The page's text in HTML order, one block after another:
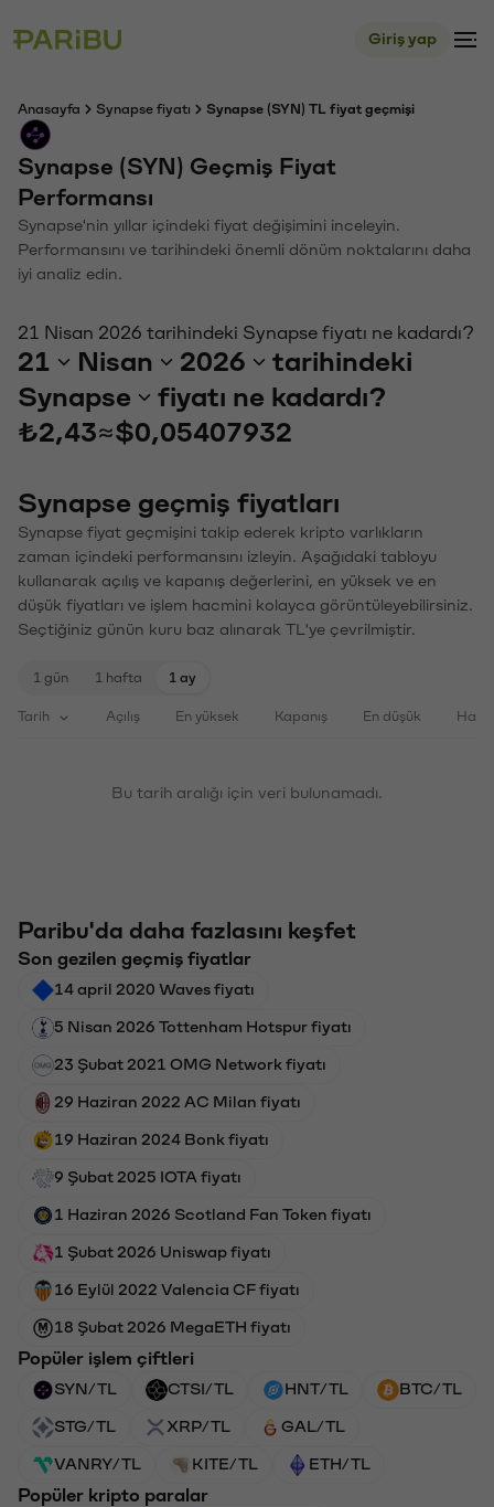
Giriş yap
Anasayfa Synapse fiyatı Synapse (SYN) TL fiyat geçmişi
Synapse (SYN) Geçmiş Fiyat
Performansı
Synapse'nin yıllar içindeki fiyat değişimini inceleyin.
Performansını ve tarihindeki önemli dönüm noktalarını daha
iyi analiz edin.
21 Nisan 2026 tarihindeki Synapse fiyatı ne kadardı?
21 Nisan 2026
tarihindeki
Synapse
fiyatı ne kadardı?
₺2,43≈$0,05407932
Synapse geçmiş fiyatları
Synapse fiyat geçmişini takip ederek kripto varlıkların
zaman içindeki performansını izleyin. Aşağıdaki tabloyu
kullanarak açılış ve kapanış değerlerini, en yüksek ve en
düşük fiyatları ve işlem hacmini kolayca görüntüleyebilirsiniz.
Seçtiğiniz günün kuru baz alınarak TL'ye çevrilmiştir.
1 gün 1 hafta 1 ay
Tarih Açılış En yüksek Kapanış En düşük
Bu tarih aralığı için veri bulunamadı.
Paribu'da daha fazlasını keşfet
Son gezilen geçmiş fiyatlar
14 april 2020 Waves fiyatı
5 Nisan 2026 Tottenham Hotspur fiyatı
23 Şubat 2021 OMG Network fiyatı
29 Haziran 2022 AC Milan fiyatı
19 Haziran 2024 Bonk fiyatı
9 Şubat 2025 IOTA fiyatı
1 Haziran 2026 Scotland Fan Token fiyatı
1 Şubat 2026 Uniswap fiyatı
16 Eylül 2022 Valencia CF fiyatı
18 Şubat 2026 MegaETH fiyatı
Popüler işlem çiftleri
SYN/TL CTSI/TL HNT/TL BTC/TL
STG/TL XRP/TL GAL/TL
VANRY/TL KITE/TL ETH/TL
Popüler kripto paralar